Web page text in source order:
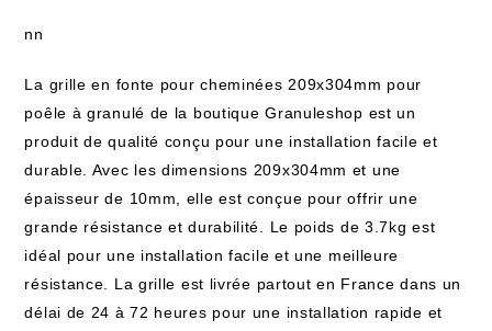
nn
La grille en fonte pour cheminées 209x304mm pour
poêle à granulé de la boutique Granuleshop est un
produit de qualité conçu pour une installation facile et
durable. Avec les dimensions 209x304mm et une
épaisseur de 10mm, elle est conçue pour offrir une
grande résistance et durabilité. Le poids de 3.7kg est
idéal pour une installation facile et une meilleure
résistance. La grille est livrée partout en France dans un
délai de 24 à 72 heures pour une installation rapide et